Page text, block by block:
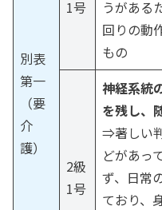
別表
第一
（要
介
護）
1号
うがある
回りの動
もの
2級
1号
神経系統
を残し、
⇒著しい
どがあっ
ず、日常
ており、